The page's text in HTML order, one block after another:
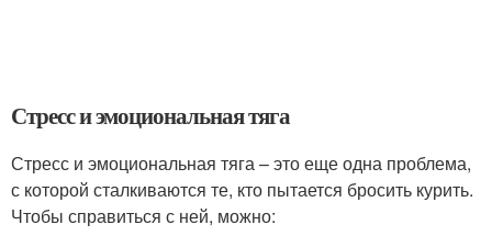
Стресс и эмоциональная тяга
Стресс и эмоциональная тяга – это еще одна проблема,
с которой сталкиваются те, кто пытается бросить курить.
Чтобы справиться с ней, можно: